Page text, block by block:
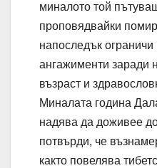
миналото той
проповядвайки
напоследък
ангажименти заради
възраст и
Миналата година
надява да доживее
потвърди, че
както повелява